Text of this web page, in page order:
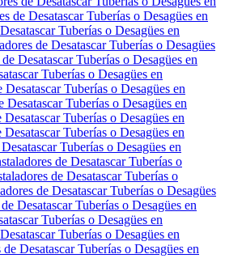
de Desatascar Tuberías o Desagües en
Tuberías o Desagües en
de Desatascar Tuberías o Desagües
Desatascar Tuberías o Desagües en
Tuberías o Desagües en
Desatascar Tuberías o Desagües en
Desatascar Tuberías o Desagües en
Desatascar Tuberías o Desagües en
Desatascar Tuberías o Desagües en
Tuberías o Desagües en
de Desatascar Tuberías o
de Desatascar Tuberías o
de Desatascar Tuberías o Desagües
Desatascar Tuberías o Desagües en
Tuberías o Desagües en
Tuberías o Desagües en
Desatascar Tuberías o Desagües en